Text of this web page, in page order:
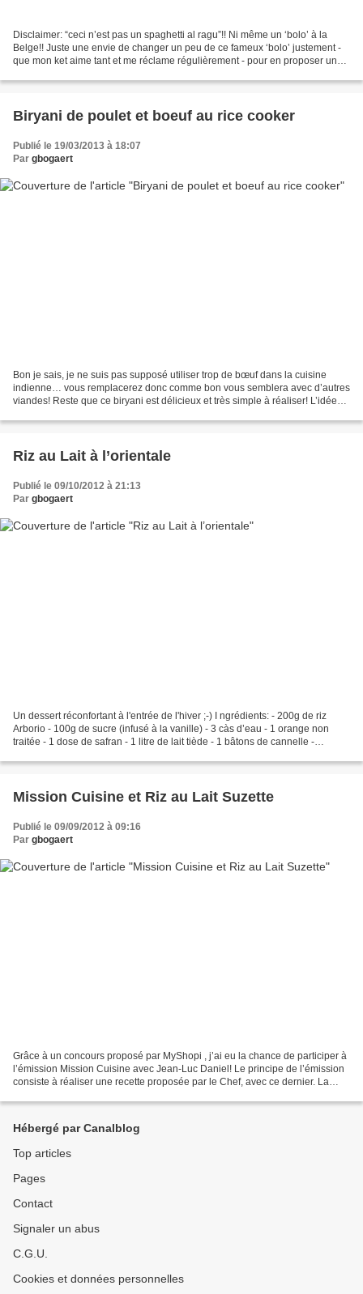
Disclaimer: “ceci n’est pas un spaghetti al ragu”!! Ni même un ‘bolo’ à la
Belge!! Juste une envie de changer un peu de ce fameux ‘bolo’ justement -
que mon ket aime tant et me réclame régulièrement - pour en proposer une
Biryani de poulet et boeuf au rice cooker
Publié le 19/03/2013 à 18:07
Par gbogaert
Bon je sais, je ne suis pas supposé utiliser trop de bœuf dans la cuisine
indienne… vous remplacerez donc comme bon vous semblera avec d’autres
viandes! Reste que ce biryani est délicieux et très simple à réaliser! L’idée
Riz au Lait à l’orientale
Publié le 09/10/2012 à 21:13
Par gbogaert
Un dessert réconfortant à l'entrée de l'hiver ;-) I ngrédients: - 200g de riz
Arborio - 100g de sucre (infusé à la vanille) - 3 càs d’eau - 1 orange non
traitée - 1 dose de safran - 1 litre de lait tiède - 1 bâtons de cannelle -
Mission Cuisine et Riz au Lait Suzette
Publié le 09/09/2012 à 09:16
Par gbogaert
Grâce à un concours proposé par MyShopi , j’ai eu la chance de participer à
l’émission Mission Cuisine avec Jean-Luc Daniel! Le principe de l’émission
consiste à réaliser une recette proposée par le Chef, avec ce dernier. La
Hébergé par Canalblog
Top articles
Pages
Contact
Signaler un abus
C.G.U.
Cookies et données personnelles